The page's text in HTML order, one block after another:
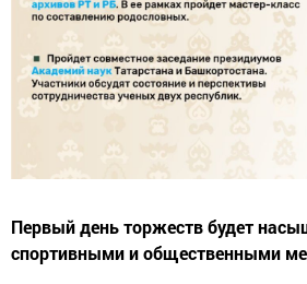
Первый день торжеств будет
спортивными и общественными